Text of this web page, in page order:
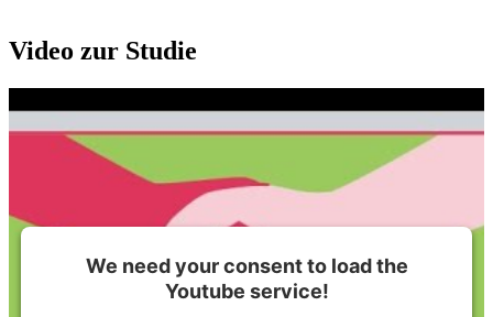
Video zur Studie
We need your consent to load the
Youtube service!